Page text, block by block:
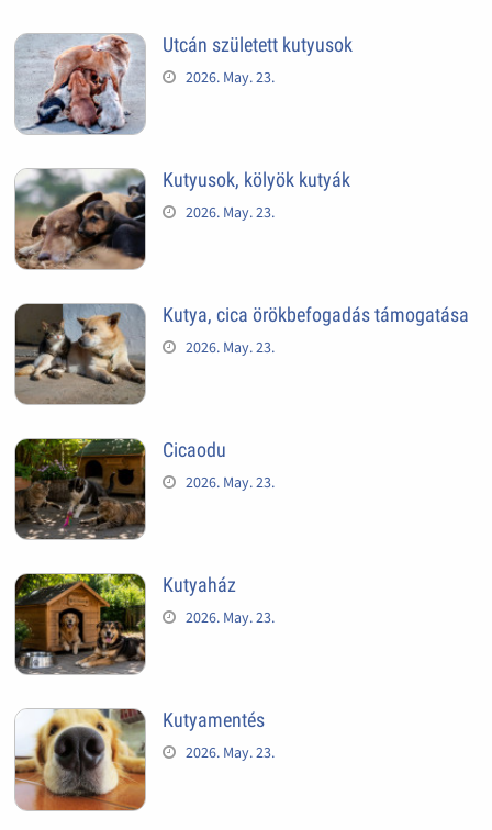
Utcán született kutyusok
2026. May. 23.
Kutyusok, kölyök kutyák
2026. May. 23.
Kutya, cica örökbefogadás támogatása
2026. May. 23.
Cicaodu
2026. May. 23.
Kutyaház
2026. May. 23.
Kutyamentés
2026. May. 23.